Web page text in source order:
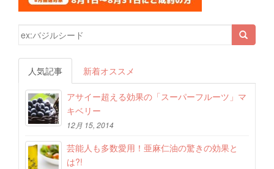
検索結果:
人気記事 新着オススメ
アサイー超える効果の「スーパーフルーツ」マ
キベリー
12月 15, 2014
芸能人も多数愛用！亜麻仁油の驚きの効果と
は?!